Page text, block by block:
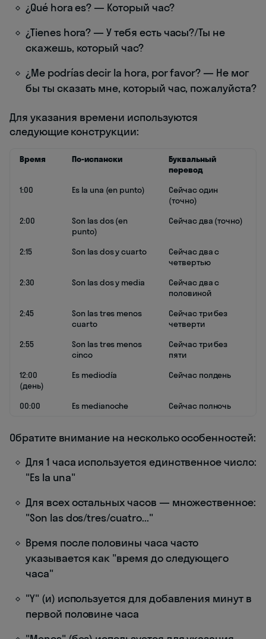
¿Qué hora es? — Который час?
¿Tienes hora? — У тебя есть часы?/Ты не
скажешь, который час?
¿Me podrías decir la hora, por favor? — Не мог
бы ты сказать мне, который час, пожалуйста?
Для указания времени используются
следующие конструкции:
Время По-испански
Буквальный
перевод
1:00
Es la una (en punto)
Сейчас один
(точно)
2:00
Son las dos (en
punto)
Сейчас два (точно)
2:15 Son las dos y cuarto
Сейчас два с
четвертью
2:30
Son las dos y media
Сейчас два с
половиной
2:45
Son las tres menos
cuarto
Сейчас три без
четверти
2:55
Son las tres menos
cinco
Сейчас три без
пяти
12:00
(день)
Es mediodía Сейчас полдень
00:00 Es medianoche Сейчас полночь
Обратите внимание на несколько особенностей:
Для 1 часа используется единственное число:
"Es la una"
Для всех остальных часов — множественное:
"Son las dos/tres/cuatro..."
Время после половины часа часто
указывается как "время до следующего
часа"
"Y" (и) используется для добавления минут в
первой половине часа